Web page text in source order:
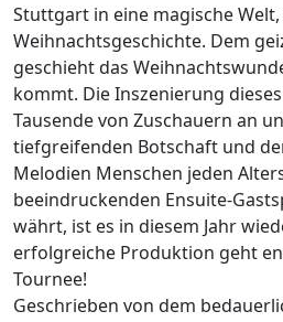
Stuttgart in eine magische
Weihnachtsgeschichte. Dem
geschieht das
kommt. Die Inszenierung
Tausende von Zuschauern an
tiefgreifenden Botschaft und
Melodien Menschen jeden
beeindruckenden Ensuite-
währt, ist es in diesem Jahr
erfolgreiche Produktion geht
Tournee!
Geschrieben von dem